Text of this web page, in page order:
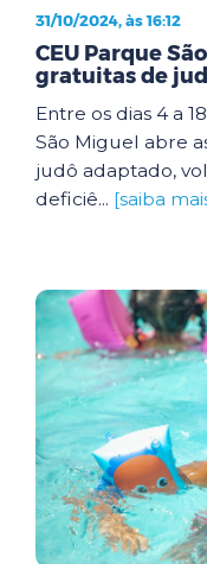
31/10/2024, às 16:12
CEU Parque
gratuitas de
Entre os dias 4 a
São Miguel abre
judô adaptado,
deficiê... [saiba